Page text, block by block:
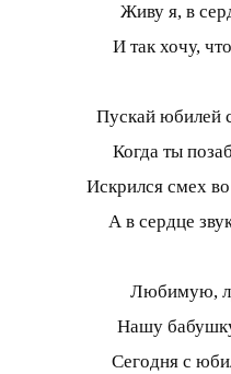
Живу я, в
И так хочу,
Пускай юбилей
Когда ты
Искрился смех
А в сердце
Любимую,
Нашу
Сегодня с